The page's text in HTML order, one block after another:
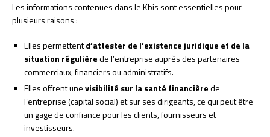
Les informations contenues dans le Kbis sont essentielles pour
plusieurs raisons :
Elles permettentd’attester de l’existence juridique et de la
situation régulièrede l’entreprise auprès des partenaires
commerciaux, financiers ou administratifs.
Elles offrent unevisibilité sur la santé financièrede
l’entreprise (capital social) et sur ses dirigeants, ce qui peut être
un gage de confiance pour les clients, fournisseurs et
investisseurs.